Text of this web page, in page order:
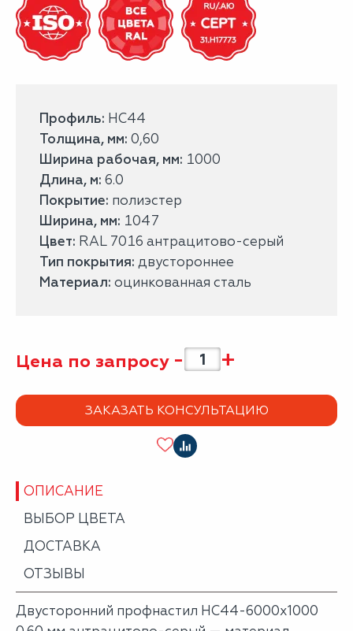
Профиль: НС44
Толщина, мм: 0,60
Ширина рабочая, мм: 1000
Длина, м: 6.0
Покрытие: полиэстер
Ширина, мм: 1047
Цвет: RAL 7016 антрацитово-серый
Тип покрытия: двустороннее
Материал: оцинкованная сталь
Цена по запросу - +
ЗАКАЗАТЬ КОНСУЛЬТАЦИЮ
ОПИСАНИЕ
ВЫБОР ЦВЕТА
ДОСТАВКА
ОТЗЫВЫ
Двусторонний профнастил НС44-6000х1000